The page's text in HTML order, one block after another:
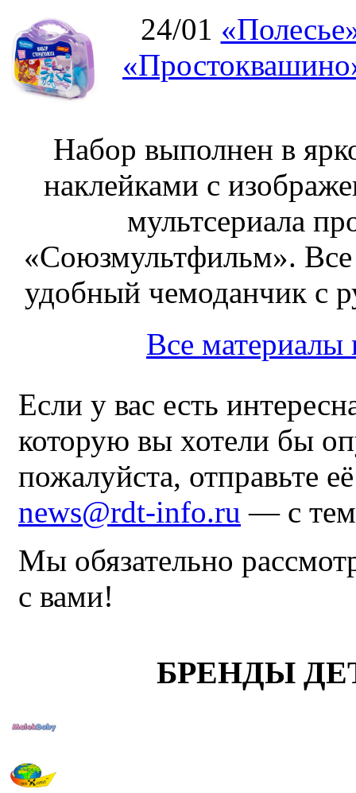
24/01
Набор выполнен в
наклейками с
мультсериала
«Союзмультфильм».
удобный чемоданчик с
Все
Если у вас есть
которую вы хотели бы
пожалуйста, отправьте
news@rdt-info.ru — с
Мы обязательно
с вами!
БРЕНДЫ